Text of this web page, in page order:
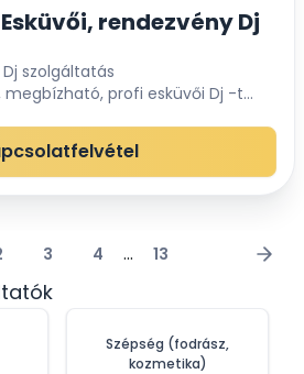
rendezvény Dj
szolgáltatás
megbízható, profi esküvői Dj -t
elmúlt több mint 12 év alatt
jobbés magasabb sz...
3 4 ... 13
Szépség (fodrász,
kozmetika)